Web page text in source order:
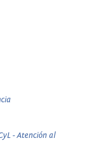
- Atención al